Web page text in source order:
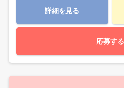
詳細を見る
応募する